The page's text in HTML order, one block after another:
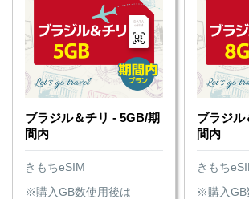
ブラジル＆チリ - 5GB/期
間内
きもちeSIM
※購入GB数使用後は
ブラジル
間内
きもち
※購入GB